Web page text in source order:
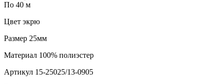
По 40 м
Цвет экрю
Размер 25мм
Материал 100% полиэстер
Артикул 15-25025/13-0905